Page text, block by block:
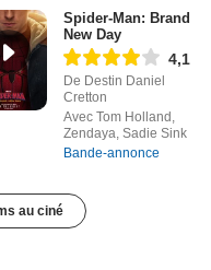
Spider-Man: Brand
New Day
4,1
De Destin Daniel
Cretton
Avec Tom Holland,
Zendaya, Sadie Sink
Bande-annonce
au ciné